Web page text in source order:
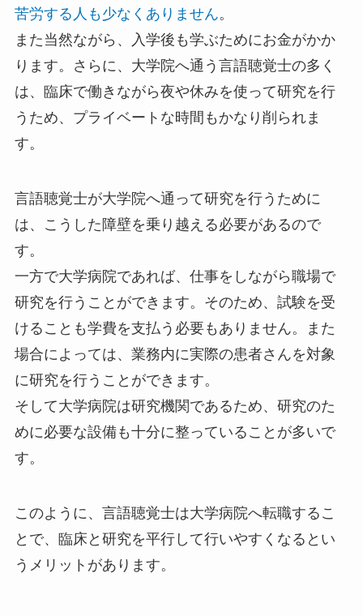
苦労する人も少なくありません。
また当然ながら、入学後も学ぶためにお金がかか
ります。さらに、大学院へ通う言語聴覚士の多く
は、臨床で働きながら夜や休みを使って研究を行
うため、プライベートな時間もかなり削られま
す。
言語聴覚士が大学院へ通って研究を行うために
は、こうした障壁を乗り越える必要があるので
す。
一方で大学病院であれば、仕事をしながら職場で
研究を行うことができます。そのため、試験を受
けることも学費を支払う必要もありません。また
場合によっては、業務内に実際の患者さんを対象
に研究を行うことができます。
そして大学病院は研究機関であるため、研究のた
めに必要な設備も十分に整っていることが多いで
す。
このように、言語聴覚士は大学病院へ転職するこ
とで、臨床と研究を平行して行いやすくなるとい
うメリットがあります。